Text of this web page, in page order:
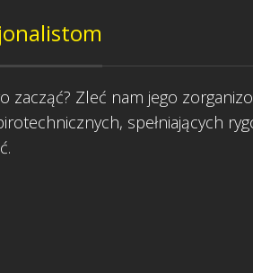
Zleć nam jego
spełniających